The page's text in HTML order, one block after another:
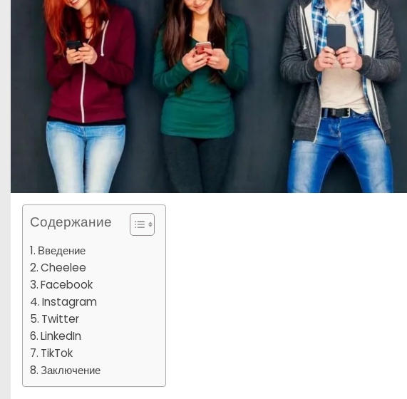
Содержание
Введение
Cheelee
Facebook
Instagram
Twitter
LinkedIn
TikTok
Заключение